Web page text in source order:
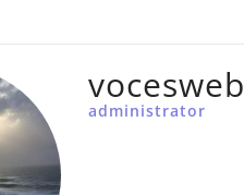
vocesweb
administrator